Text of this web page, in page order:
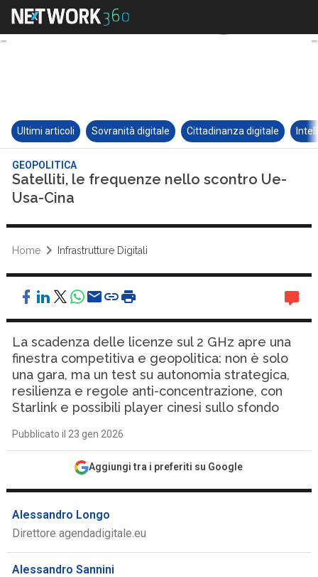
Ultimi articoli Sovranità digitale Cittadinanza digitale
GEOPOLITICA
Satelliti, le frequenze nello scontro Ue-
Usa-Cina
Home Infrastrutture Digitali
La scadenza delle licenze sul 2 GHz apre una
finestra competitiva e geopolitica: non è solo
una gara, ma un test su autonomia strategica,
resilienza e regole anti-concentrazione, con
Starlink e possibili player cinesi sullo sfondo
Pubblicato il 23 gen 2026
Aggiungi tra i preferiti su Google
Alessandro Longo
Direttore agendadigitale.eu
Alessandro Sannini